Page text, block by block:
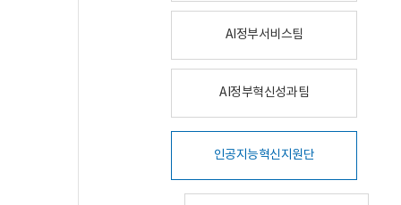
AI정부서비스팀
AI정부혁신성과팀
인공지능혁신지원단